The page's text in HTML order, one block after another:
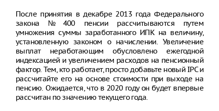
После принятия в декабре 2013 года Федерального
закона №400 пенсии рассчитываются путем
умножения суммы заработанного ИПК на величину,
установленную законом о начислении. Увеличение
выплат неработающим обусловлено ежегодной
индексацией и увеличением расходов на пенсионный
фактор. Тем, кто работает, просто добавьте новый IPC и
рассчитайте его на основе стоимости при выходе на
пенсию. Ожидается, что в 2020 году он будет впервые
рассчитан по значению текущего года.